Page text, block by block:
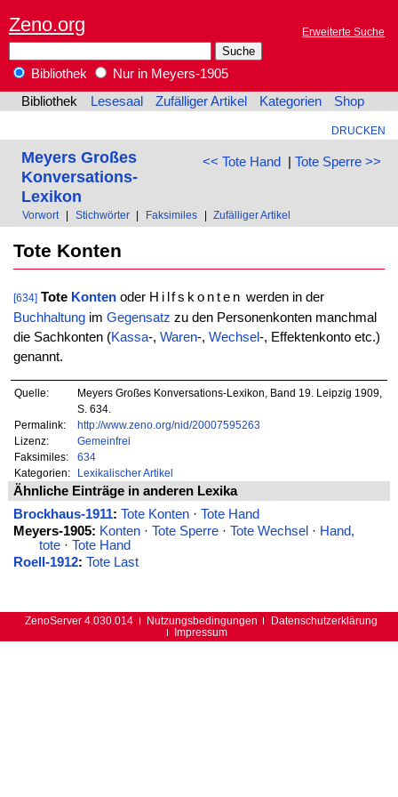
Zeno.org Erweiterte Suche
Bibliothek
Nur in Meyers-1905
Bibliothek
Lesesaal Zufälliger Artikel Kategorien Shop
DRUCKEN
<< Tote Hand| Tote Sperre >>
Meyers Großes
Konversations-
Lexikon
Vorwort Stichwörter Faksimiles Zufälliger Artikel
Tote Konten
[634] Tote Kontenoder Hilfskonten werden in der
Buchhaltungim Gegensatz zu den Personenkonten manchmal
die Sachkonten (Kassa-, Waren-, Wechsel-, Effektenkonto etc.)
genannt.
Quelle:
Meyers Großes Konversations-Lexikon, Band 19. Leipzig 1909,
S. 634.
Permalink:
http://www.zeno.org/nid/20007595263
Lizenz:
Gemeinfrei
Faksimiles:
634
Kategorien:
Lexikalischer Artikel
Ähnliche Einträge in anderen Lexika
Brockhaus-1911: Tote Konten· Tote Hand
Meyers-1905: Konten· Tote Sperre· Tote Wechsel · Hand,
tote· Tote Hand
Roell-1912: Tote Last
ZenoServer 4.030.014 Nutzungsbedingungen
Datenschutzerklärung
Impressum